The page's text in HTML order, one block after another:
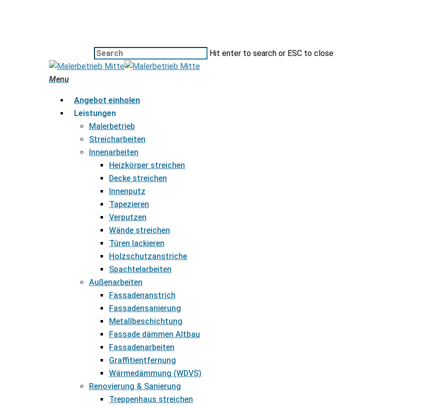
Hit enter to search or ESC to close
Menu
Angebot einholen
Leistungen
Malerbetrieb
Streicharbeiten
Innenarbeiten
Heizkörper streichen
Decke streichen
Innenputz
Tapezieren
Verputzen
Wände streichen
Türen lackieren
Holzschutzanstriche
Spachtelarbeiten
Außenarbeiten
Fassadenanstrich
Fassadensanierung
Metallbeschichtung
Fassade dämmen Altbau
Fassadenarbeiten
Graffitientfernung
Wärmedämmung (WDVS)
Renovierung & Sanierung
Treppenhaus streichen